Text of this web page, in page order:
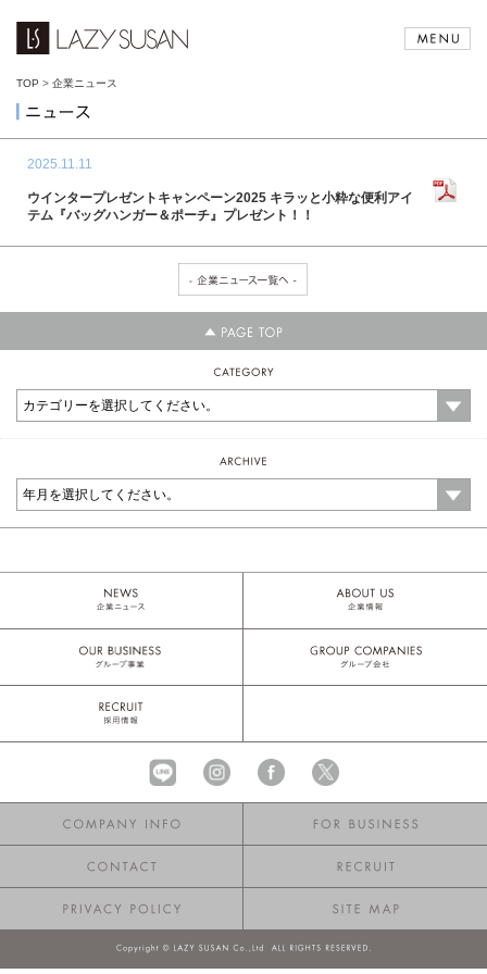
TOP > 企業ニュース
2025.11.11
ウインタープレゼントキャンペーン2025 キラッと小粋な便利アイ
テム『バッグハンガー＆ポーチ』プレゼント！！